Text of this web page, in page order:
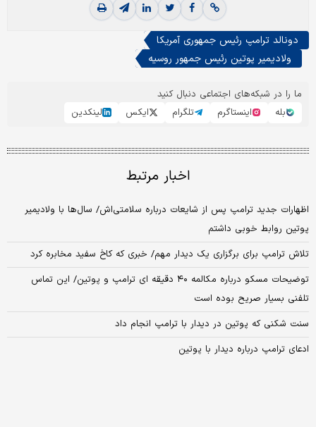
دونالد ترامپ رئیس جمهوری آمریکا
ولادیمیر پوتین رئیس جمهور روسیه
ما را در شبکه‌های اجتماعی دنبال کنید
بله
اینستاگرم تلگرام ایکس لینکدین
اخبار مرتبط
اظهارات جدید ترامپ پس از شایعات درباره سلامتی‌اش/ سال‌ها با ولادیمیر
پوتین روابط خوبی داشتم
تلاش ترامپ برای برگزاری یک دیدار مهم/ خبری که کاخ سفید مخابره کرد
توضیحات مسکو درباره مکالمه ۴۰ دقیقه ای ترامپ و پوتین/ این تماس
تلفنی بسیار صریح بوده است
سنت‌ شکنی که پوتین در دیدار با ترامپ انجام داد
ادعای ترامپ درباره دیدار با پوتین